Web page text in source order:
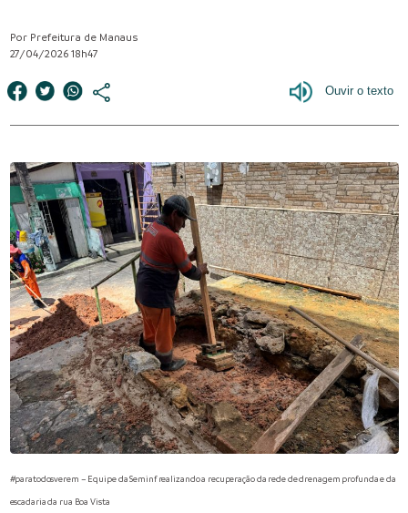
Por Prefeitura de Manaus
27/04/2026 18h47
#paratodosverem – Equipe da Seminf realizando a recuperação da rede de drenagem profunda e da
escadaria da rua Boa Vista